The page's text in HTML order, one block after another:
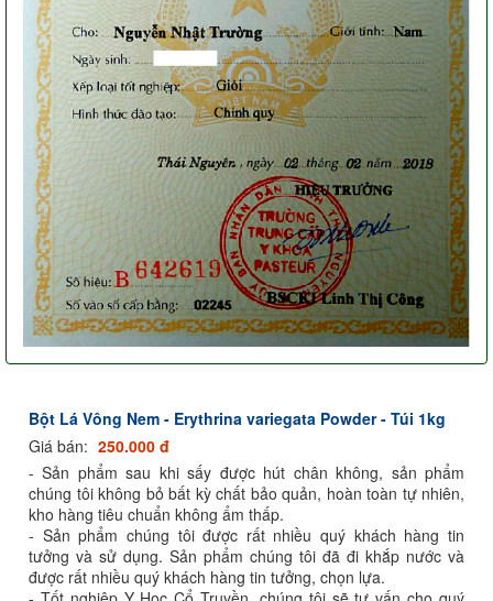
Bột Lá Vông Nem - Erythrina variegata Powder - Túi 1kg
Giá bán: 250.000 đ
- Sản phẩm sau khi sấy được hút chân không, sản phẩm
chúng tôi không bỏ bất kỳ chất bảo quản, hoàn toàn tự nhiên,
kho hàng tiêu chuẩn không ẩm thấp.
- Sản phẩm chúng tôi được rất nhiều quý khách hàng tin
tưởng và sử dụng. Sản phẩm chúng tôi đã đi khắp nước và
được rất nhiều quý khách hàng tin tưởng, chọn lựa.